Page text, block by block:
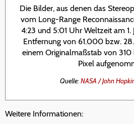
Die Bilder, aus denen das
vom Long-Range
4:23 und 5:01 Uhr Weltzeit am 1.
Entfernung von 61.000 bzw.
einem Originalmaßstab von
Pixel
Quelle:NASA / John
Weitere Informationen: